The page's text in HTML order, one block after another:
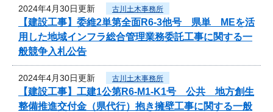
2024年4月30日更新 古川土木事務所
【建設工事】委維2単第全面R6-3他号 県単 MEを活
用した地域インフラ総合管理業務委託工事に関する一
般競争入札公告
2024年4月30日更新 古川土木事務所
【建設工事】工建1公第R6-M1-K1号 公共 地方創生
整備推進交付金（県代行）抱き擁壁工事に関する一般